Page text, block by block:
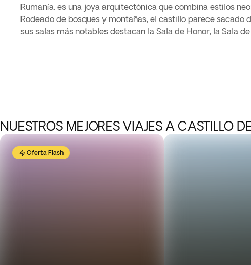
Rumanía, es una joya arquitectónica que combina estilos
Rodeado de bosques y montañas, el castillo parece
sus salas más notables destacan la Sala de Honor, la Sala
NUESTROS MEJORES VIAJES A CASTILLO
Oferta Flash